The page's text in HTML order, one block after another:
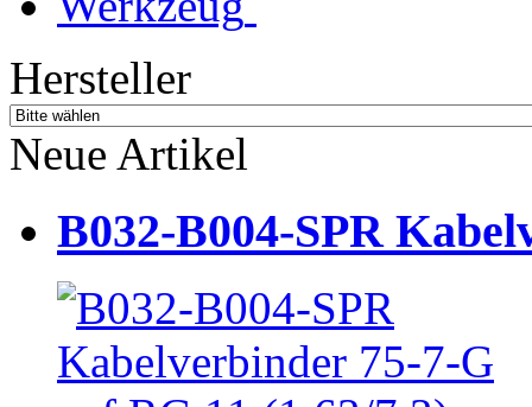
Hersteller
Neue Artikel
B032-B004-SPR